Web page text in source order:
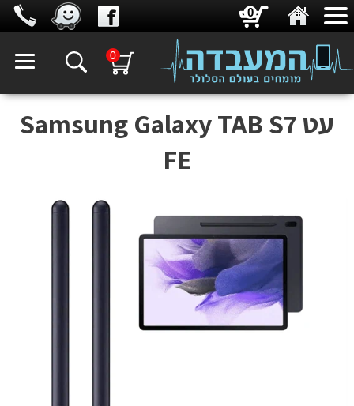
0
עט Samsung Galaxy TAB S7
FE
0